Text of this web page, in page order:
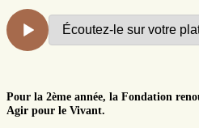
Pour la 2ème année, la Fondation
Agir pour le Vivant.